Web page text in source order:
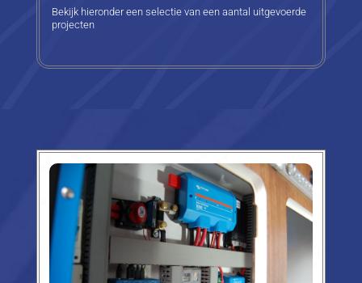
Bekijk hieronder een selectie van een aantal uitgevoerde
projecten